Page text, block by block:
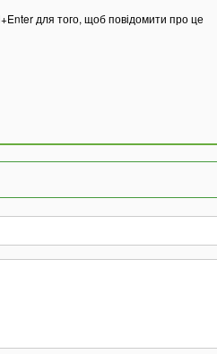
для того, щоб повідомити про це